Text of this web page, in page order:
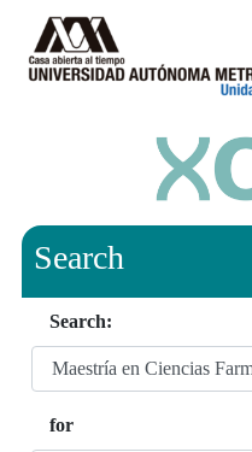
Search
Search:
for